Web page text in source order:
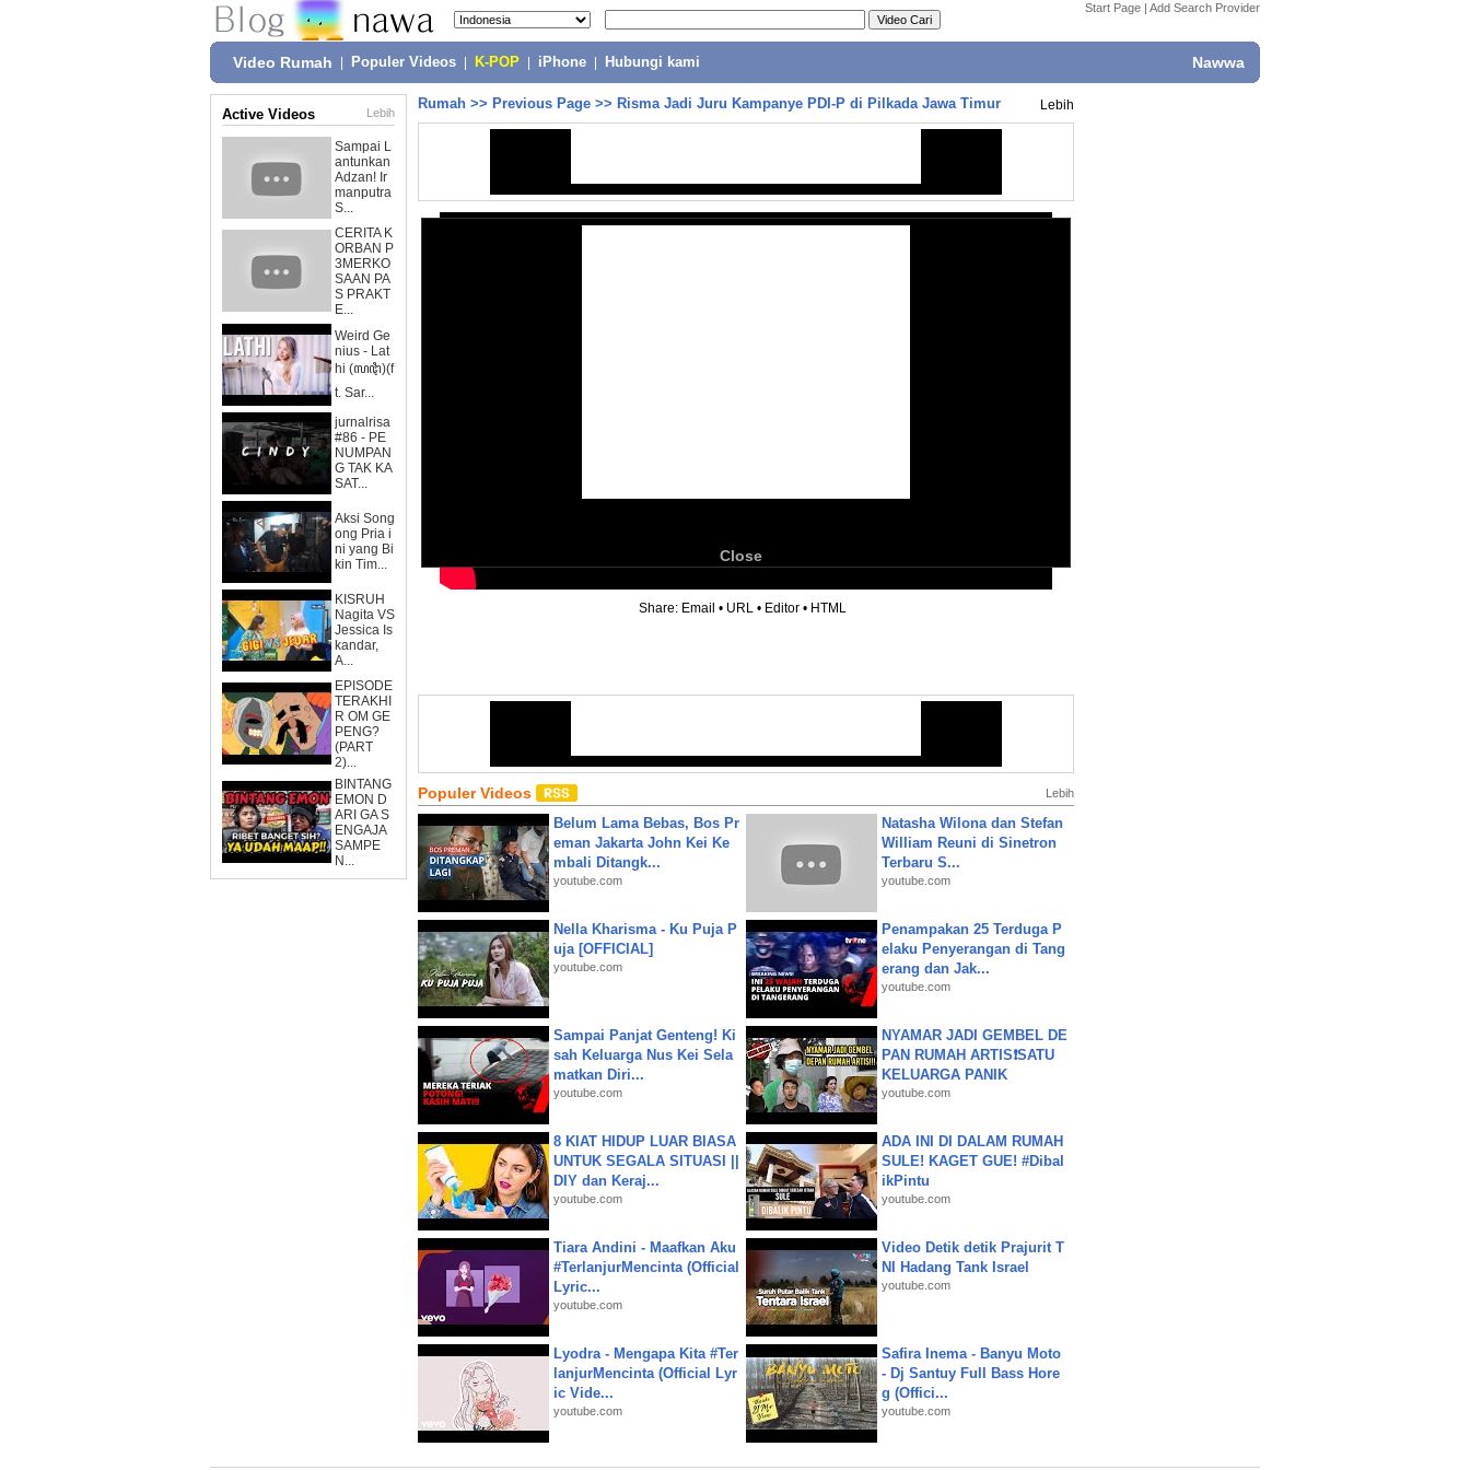
Start Page | Add Search Provider
Video Rumah Populer Videos K-POP iPhone Hubungi kami Nawwa
Active Videos Lebih
Sampai L
antunkan
Adzan! Ir
manputra
S...
CERITA K
ORBAN P
3MERKO
SAAN PA
S PRAKT
E...
Weird Ge
nius - Lat
hi (ꦭꦛꦶ)(f
t. Sar...
jurnalrisa
#86 - PE
NUMPAN
G TAK KA
SAT...
Aksi Song
ong Pria i
ni yang Bi
kin Tim...
KISRUH
Nagita VS
Jessica Is
kandar,
A...
EPISODE
TERAKHI
R OM GE
PENG?
(PART
2)...
BINTANG
EMON D
ARI GA S
ENGAJA
SAMPE
N...
Rumah >> Previous Page >> Risma Jadi Juru Kampanye PDI-P di Pilkada Jawa Timur Lebih
Close
Share: Email • URL • Editor • HTML
Populer Videos Lebih
Belum Lama Bebas, Bos Pr
eman Jakarta John Kei Ke
mbali Ditangk...
youtube.com
Natasha Wilona dan Stefan
William Reuni di Sinetron
Terbaru S...
youtube.com
Nella Kharisma - Ku Puja P
uja [OFFICIAL]
youtube.com
Penampakan 25 Terduga P
elaku Penyerangan di Tang
erang dan Jak...
youtube.com
Sampai Panjat Genteng! Ki
sah Keluarga Nus Kei Sela
matkan Diri...
youtube.com
NYAMAR JADI GEMBEL DE
PAN RUMAH ARTIS❗SATU
KELUARGA PANIK
youtube.com
8 KIAT HIDUP LUAR BIASA
UNTUK SEGALA SITUASI ||
DIY dan Keraj...
youtube.com
ADA INI DI DALAM RUMAH
SULE! KAGET GUE! #Dibal
ikPintu
youtube.com
Tiara Andini - Maafkan Aku
#TerlanjurMencinta (Official
Lyric...
youtube.com
Video Detik detik Prajurit T
NI Hadang Tank Israel
youtube.com
Lyodra - Mengapa Kita #Ter
lanjurMencinta (Official Lyr
ic Vide...
youtube.com
Safira Inema - Banyu Moto
- Dj Santuy Full Bass Hore
g (Offici...
youtube.com